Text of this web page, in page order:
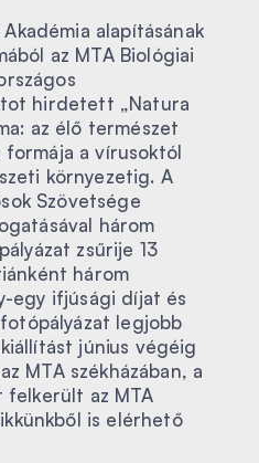
alapításának
az MTA Biológiai
hirdetett „Natura
az élő természet
formája a vírusoktól
környezetig. A
Szövetsége
három
zsűrije 13
három
egy ifjúsági díjat és
legjobb
június végéig
MTA székházában, a
az MTA
is elérhető